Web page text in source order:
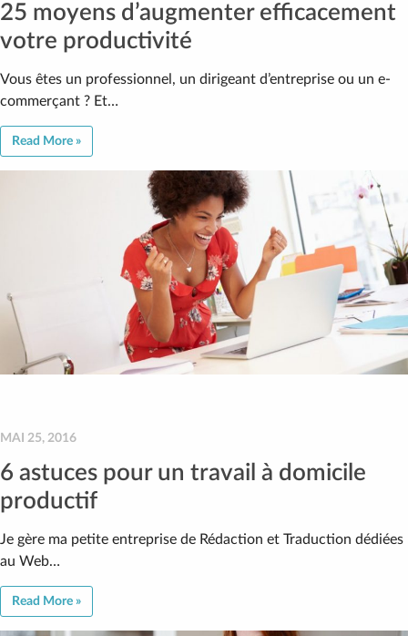
25 moyens d’augmenter efficacement
votre productivité
Vous êtes un professionnel, un dirigeant d’entreprise ou un e-
commerçant ? Et…
Read More »
MAI 25, 2016
6 astuces pour un travail à domicile
productif
Je gère ma petite entreprise de Rédaction et Traduction dédiées
au Web…
Read More »